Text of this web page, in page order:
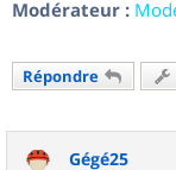
Modérateur :
Répondre
Gégé25